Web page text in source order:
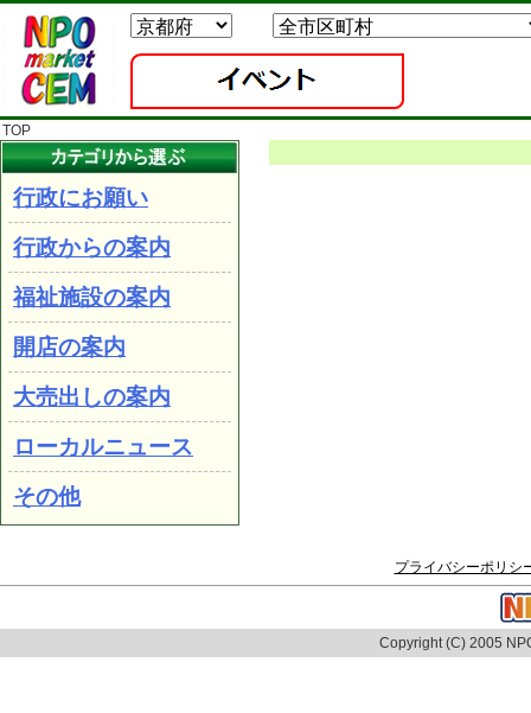
TOP
行政にお願い
行政からの案内
福祉施設の案内
開店の案内
大売出しの案内
ローカルニュース
その他
プライバシーポリシ
Copyright (C) 2005